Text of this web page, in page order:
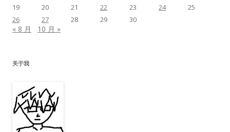
19
20 21 22 23 24
25
26
27 28 29 30
« 8 月 10 月 »
关于我